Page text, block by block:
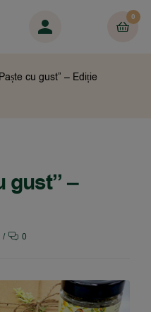
0
cu gust” – Ediție
gust” –
0